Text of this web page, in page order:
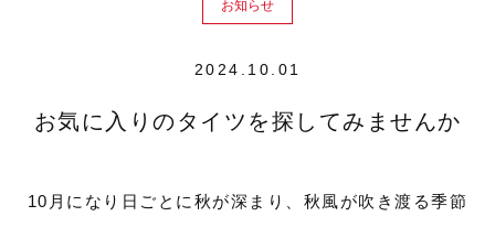
お知らせ
2024.10.01
お気に入りのタイツを探してみませんか
10月になり日ごとに秋が深まり、秋風が吹き渡る季節